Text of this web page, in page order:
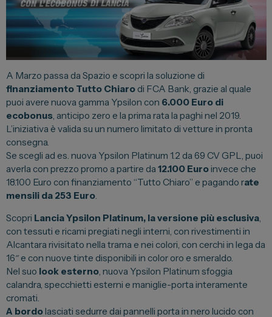
Leapmotor
Toyota
DR
Dongfeng
Veicoli Commerciali
Fiat Professional
Citroen
Servizi
Auto Usate e Km Zero
Officina
A Marzo passa da Spazio e scopri la soluzione di
finanziamento Tutto Chiarodi FCA Bank, grazie al quale
puoi avere nuova gamma Ypsilon con 6.000 Euro di
ecobonus, anticipo zero e la prima rata la paghi nel 2019.
L’iniziativa è valida su un numero limitato di vetture in pronta
consegna.
Se scegli ad es. nuova Ypsilon Platinum 1.2 da 69 CV GPL, puoi
averla con prezzo promo a partire da 12.100 Euroinvece che
18.100 Euro con finanziamento “Tutto Chiaro” e pagando rate
mensili da 253 Euro.
Scopri Lancia Ypsilon Platinum, la versione più esclusiva,
con tessuti e ricami pregiati negli interni, con rivestimenti in
Alcantara rivisitato nella trama e nei colori, con cerchi in lega da
16″ e con nuove tinte disponibili in color oro e smeraldo.
Nel suo look esterno, nuova Ypsilon Platinum sfoggia
calandra, specchietti esterni e maniglie-porta interamente
cromati.
A bordolasciati sedurre dai pannelli porta in nero lucido con